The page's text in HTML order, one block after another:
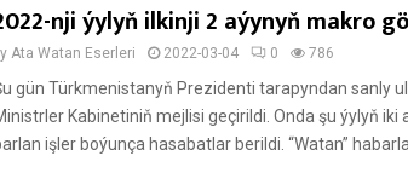
nji ýylyň ilkinji 2 aýynyň makro
Ata Watan Eserleri 2022-03-04 0 786
gün Türkmenistanyň Prezidenti tarapyndan sanly
Kabinetiniň mejlisi geçirildi. Onda şu ýylyň iki
işler boýunça hasabatlar berildi. “Watan”